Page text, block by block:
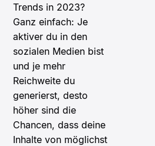
Trends in 2023?
Ganz einfach: Je
aktiver du in den
sozialen Medien bist
und je mehr
Reichweite du
generierst, desto
höher sind die
Chancen, dass deine
Inhalte von möglichst